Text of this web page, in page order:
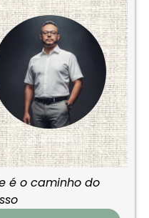
é o caminho do